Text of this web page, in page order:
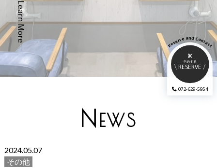
Learn More
予約する
RESERVE
072-629-5954
Reserve andContac
t
N EWS
2024.05.07
その他